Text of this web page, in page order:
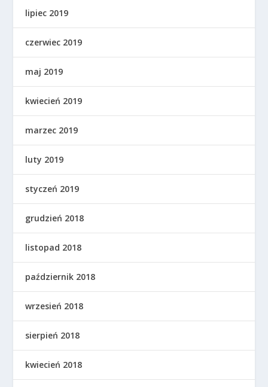
lipiec 2019
czerwiec 2019
maj 2019
kwiecień 2019
marzec 2019
luty 2019
styczeń 2019
grudzień 2018
listopad 2018
październik 2018
wrzesień 2018
sierpień 2018
kwiecień 2018